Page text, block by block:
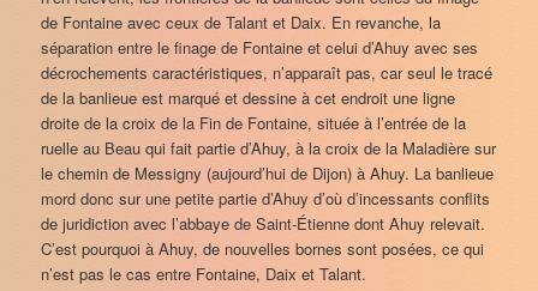
de Fontaine avec ceux de Talant et Daix. En revanche, la
séparation entre le finage de Fontaine et celui d’Ahuy avec ses
décrochements caractéristiques, n’apparaît pas, car seul le tracé
de la banlieue est marqué et dessine à cet endroit une ligne
droite de la croix de la Fin de Fontaine, située à l’entrée de la
ruelle au Beau qui fait partie d’Ahuy, à la croix de la Maladière sur
le chemin de Messigny (aujourd’hui de Dijon) à Ahuy. La banlieue
mord donc sur une petite partie d’Ahuy d’où d’incessants conflits
de juridiction avec l’abbaye de Saint-Étienne dont Ahuy relevait.
C’est pourquoi à Ahuy, de nouvelles bornes sont posées, ce qui
n’est pas le cas entre Fontaine, Daix et Talant.